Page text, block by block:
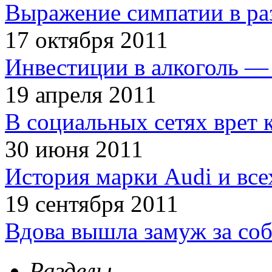
Выражение симпатии в
17 октября 2011
Инвестиции в алкоголь —
19 апреля 2011
В социальных сетях врет
30 июня 2011
История марки Audi и
19 сентября 2011
Вдова вышла замуж за